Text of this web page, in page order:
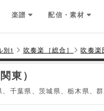
楽譜 配信・素材
1 吹奏楽［総合］ 吹奏楽
東）
千葉県、茨城県、栃木県、